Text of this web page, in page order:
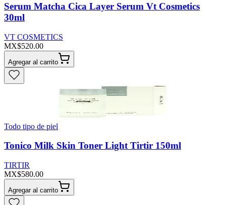
Serum Matcha Cica Layer Serum Vt Cosmetics
30ml
VT COSMETICS
MX$520.00
Agregar al carrito
Todo tipo de piel
Tonico Milk Skin Toner Light Tirtir 150ml
TIRTIR
MX$580.00
Agregar al carrito